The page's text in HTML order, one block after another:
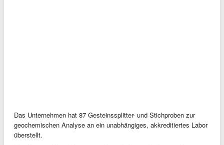
Das Unternehmen hat 87 Gesteinssplitter- und Stichproben zur
geochemischen Analyse an ein unabhängiges, akkreditiertes Labor
überstellt.